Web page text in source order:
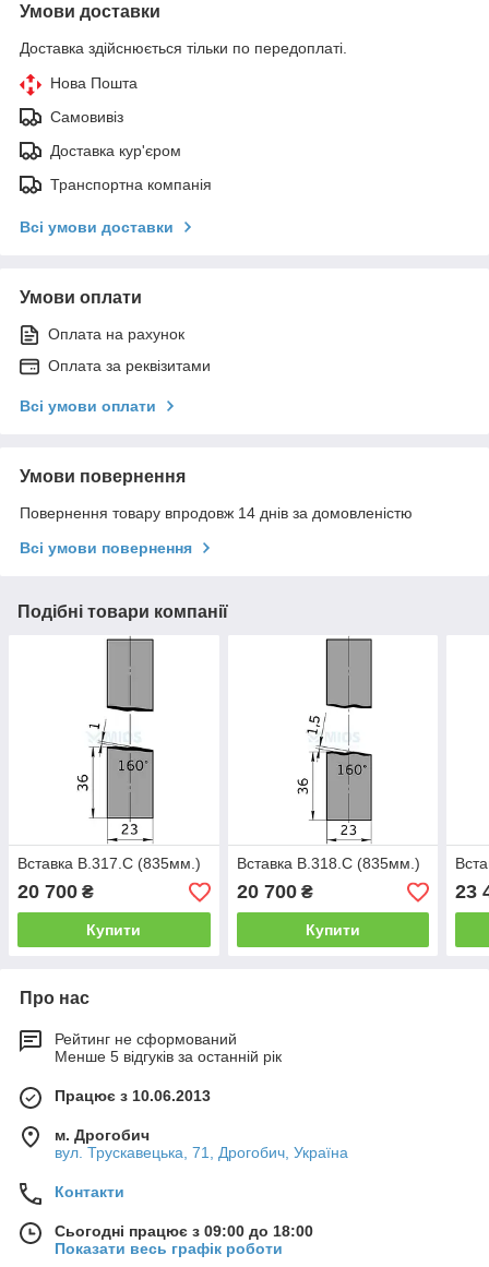
Умови доставки
Доставка здійснюється тільки по передоплаті.
Нова Пошта
Самовивіз
Доставка кур'єром
Транспортна компанія
Всі умови доставки
Умови оплати
Оплата на рахунок
Оплата за реквізитами
Всі умови оплати
Умови повернення
Повернення товару впродовж 14 днів за домовленістю
Всі умови повернення
Подібні товари компанії
Вставка B.317.C (835мм.)
20 700 ₴
Купити
Вставка B.318.C (835мм.)
20 700₴
Купити
23
Про нас
Рейтинг не сформований
Менше 5 відгуків за останній рік
Працює з 10.06.2013
м. Дрогобич
вул. Трускавецька, 71, Дрогобич, Україна
Контакти
Сьогодні працює з 09:00 до 18:00
Показати весь графік роботи